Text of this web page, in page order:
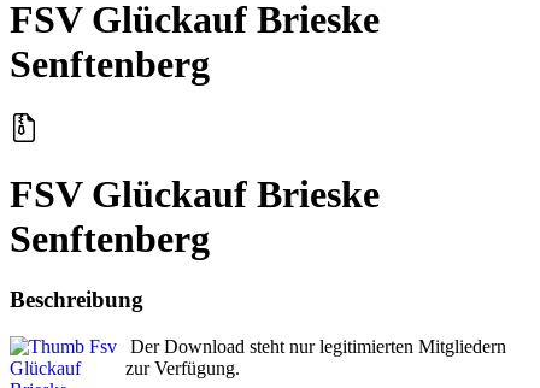
FSV Glückauf Brieske
Senftenberg
FSV Glückauf Brieske
Senftenberg
Beschreibung
Der Download steht nur legitimierten Mitgliedern
zur Verfügung.